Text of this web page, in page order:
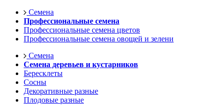
Семена
Профессиональные семена
Профессиональные семена цветов
Профессиональные семена овощей и зелени
Семена
Семена деревьев и кустарников
Бересклеты
Сосны
Декоративные разные
Плодовые разные